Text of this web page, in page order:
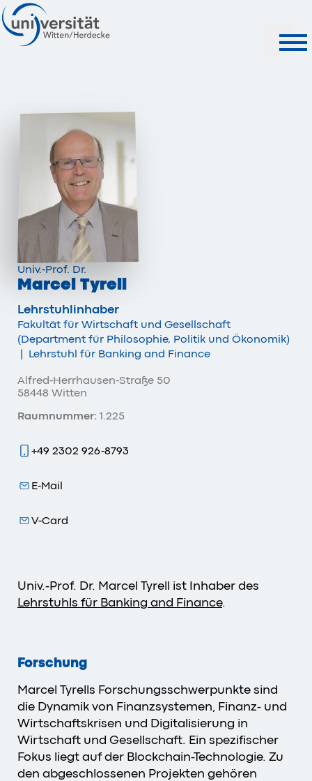
Univ.-Prof. Dr.
Marcel Tyrell
Lehrstuhlinhaber
Fakultät für Wirtschaft und Gesellschaft
(Department für Philosophie, Politik und Ökonomik)
| Lehrstuhl für Banking and Finance
Alfred-Herrhausen-Straße 50
58448 Witten
Raumnummer: 1.225
+49 2302 926-8793
E-Mail
V-Card
Univ.-Prof. Dr. Marcel Tyrell ist Inhaber des
Lehrstuhls für Banking and Finance.
Forschung
Marcel Tyrells Forschungsschwerpunkte sind
die Dynamik von Finanzsystemen, Finanz- und
Wirtschaftskrisen und Digitalisierung in
Wirtschaft und Gesellschaft. Ein spezifischer
Fokus liegt auf der Blockchain-Technologie. Zu
den abgeschlossenen Projekten gehören